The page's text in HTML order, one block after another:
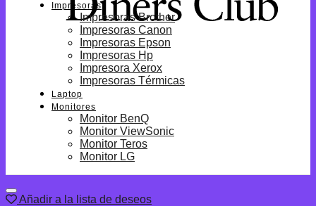
Impresoras
Impresoras Brother
Impresoras Canon
Impresoras Epson
Impresoras Hp
Impresora Xerox
Impresoras Térmicas
Laptop
Monitores
Monitor BenQ
Monitor ViewSonic
Monitor Teros
Monitor LG
Añadir a la lista de deseos